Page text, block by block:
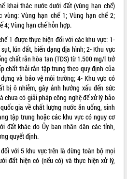
khai thác nước dưới đất (vùng hạn chế)
vùng: Vùng hạn chế 1; Vùng hạn chế 2;
4; Vùng hạn chế hỗn hợp.
1 được thực hiện đối với các khu vực: 1-
lún đất, biến dạng địa hình; 2- Khu vực
chất rắn hòa tan (TDS) từ 1.500 mg/l trở
chất thải rắn tập trung theo quy định của
và bảo vệ môi trường; 4- Khu vực có
bị ô nhiễm, gây ảnh hưởng xấu đến sức
chưa có giải pháp công nghệ để xử lý bảo
gia về chất lượng nước ăn uống, sinh
tập trung hoặc các khu vực có nguy cơ
đất khác do Ủy ban nhân dân các tỉnh,
quyết định.
với 5 khu vực trên là dừng toàn bộ mọi
đất hiện có (nếu có) và thực hiện xử lý,